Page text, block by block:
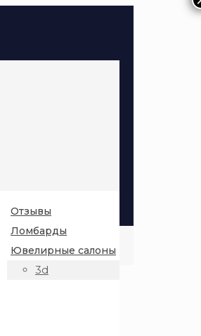
Отзывы
Ломбарды
Ювелирные салоны
3d